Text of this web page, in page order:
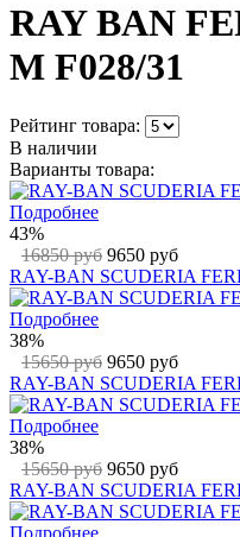
RAY BAN
M F028/31
Рейтинг товара:
В наличии
Варианты товара:
Подробнее
43%
16850 руб 9650 руб
RAY-BAN SCUDERIA
Подробнее
38%
15650 руб 9650 руб
RAY-BAN SCUDERIA
Подробнее
38%
15650 руб 9650 руб
RAY-BAN SCUDERIA
Подробнее